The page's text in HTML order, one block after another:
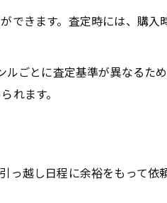
きます。査定時には、購入
ごとに査定基準が異なるた
れます。
越し日程に余裕をもって依